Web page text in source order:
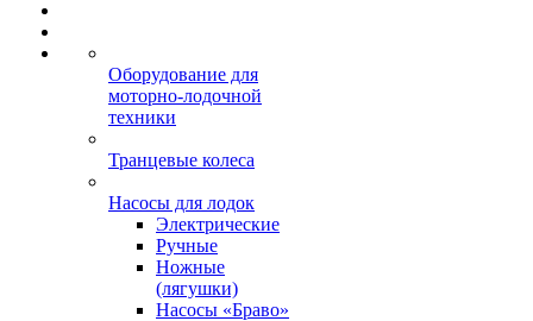
Оборудование для
моторно-лодочной
техники
Транцевые колеса
Насосы для лодок
Электрические
Ручные
Ножные
(лягушки)
Насосы «Браво»